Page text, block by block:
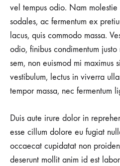
vel tempus odio. Nam molestie
sodales, ac fermentum ex
lacus, quis commodo massa.
odio, finibus condimentum
sem, non euismod mi maximus
vestibulum, lectus in viverra
tempor massa, nec fermentum
Duis aute irure dolor in
esse cillum dolore eu fugiat
occaecat cupidatat non
deserunt mollit anim id est